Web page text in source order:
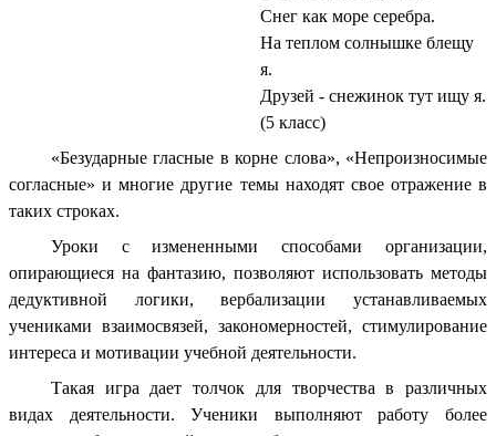
Снег как море серебра.
На теплом солнышке блещу
я.
Друзей - снежинок тут ищу я.
(5 класс)
«Безударные гласные в корне слова», «Непроизносимые
согласные» и многие другие темы находят свое отражение в
таких строках.
Уроки с измененными способами организации,
опирающиеся на фантазию, позволяют использовать методы
дедуктивной логики, вербализации устанавливаемых
учениками взаимосвязей, закономерностей, стимулирование
интереса и мотивации учебной деятельности.
Такая игра дает толчок для творчества в различных
видах деятельности. Ученики выполняют работу более